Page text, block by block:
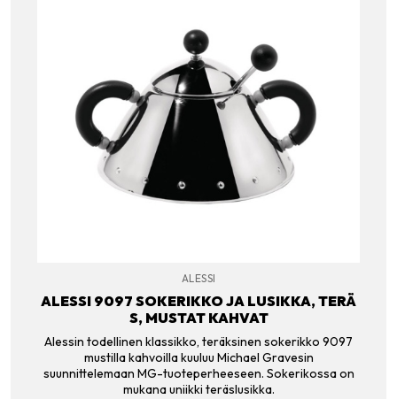
ALESSI
ALESSI 9097 SOKERIKKO JA LUSIKKA, TERÄ
S, MUSTAT KAHVAT
Alessin todellinen klassikko, teräksinen sokerikko 9097
mustilla kahvoilla kuuluu Michael Gravesin
suunnittelemaan MG-tuoteperheeseen. Sokerikossa on
mukana uniikki teräslusikka.